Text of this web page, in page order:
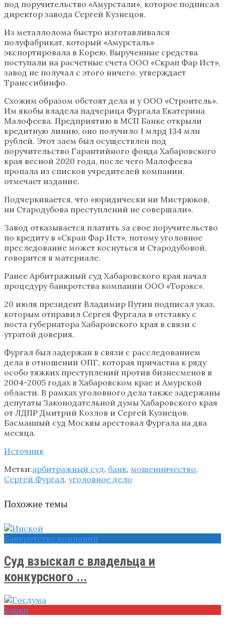
под поручительство «Амурстали», которое подписал
директор завода Сергей Кузнецов.
Из металлолома быстро изготавливался
полуфабрикат, который «Амурсталь»
экспортировала в Корею. Вырученные средства
поступали на расчетные счета ООО «Скрап Фар Ист»,
завод не получал с этого ничего, утверждает
Транссибинфо.
Схожим образом обстоят дела и у ООО «Строитель».
Им якобы владела падчерица Фургала Екатерина
Малофеева. Предприятию в МСП Банке открыли
кредитную линию, оно получило 1 млрд 134 млн
рублей. Этот заем был осуществлен под
поручительство Гарантийного фонда Хабаровского
края весной 2020 года, после чего Малофеева
пропала из списков учредителей компании,
отмечает издание.
Подчеркивается, что «юридически ни Мистрюков,
ни Стародубова преступлений не совершали».
Завод отказывается платить за свое поручительство
по кредиту в «Скрап Фар Ист», потому уголовное
преследование может коснуться и Стародубовой,
говорится в материале.
Ранее Арбитражный суд Хабаровского края начал
процедуру банкротства компании ООО «Торэкс».
20 июля президент Владимир Путин подписал указ,
которым отправил Сергея Фургала в отставку с
поста губернатора Хабаровского края в связи с
утратой доверия.
Фургал был задержан в связи с расследованием
дела в отношении ОПГ, которая причастна к ряду
особо тяжких преступлений против бизнесменов в
2004-2005 годах в Хабаровском крае и Амурской
области. В рамках уголовного дела также задержаны
депутаты Законодательной думы Хабаровского края
от ЛДПР Дмитрий Козлов и Сергей Кузнецов.
Басманный суд Москвы арестовал Фургала на два
месяца.
Источник
Метки:арбитражный суд, банк, мошенничество,
Сергей Фургал, уголовное дело
Похожие темы
Банкротство компаний
Суд взыскал с владельца и
конкурсного ...
Банки